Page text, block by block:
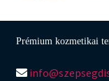
Prémium kozmetikai